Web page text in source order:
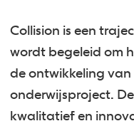
Collision is een
wordt begeleid om
de ontwikkeling
onderwijsproject.
kwalitatief en